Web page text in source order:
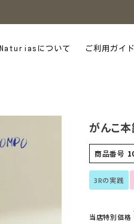
Naturiasについて ご利用ガイド
がんこ
商品番号
3Rの実践
当店特別価格